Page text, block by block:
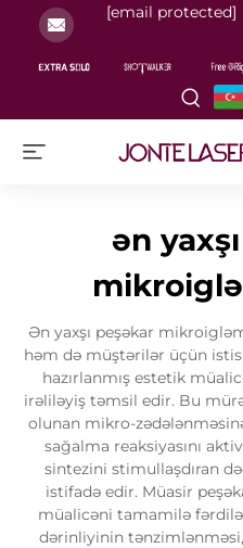
[email protected]
ən
Ən yaxşı peşəkar
həm də müştərilər üçün
hazırlanmış estetik
irəliləyiş təmsil edir. Bu
olunan mikro-
sağalma reaksiyasını
sintezini stimullaşdıran
istifadə edir. Müasir
müalicəni tamamilə
dərinliyinin